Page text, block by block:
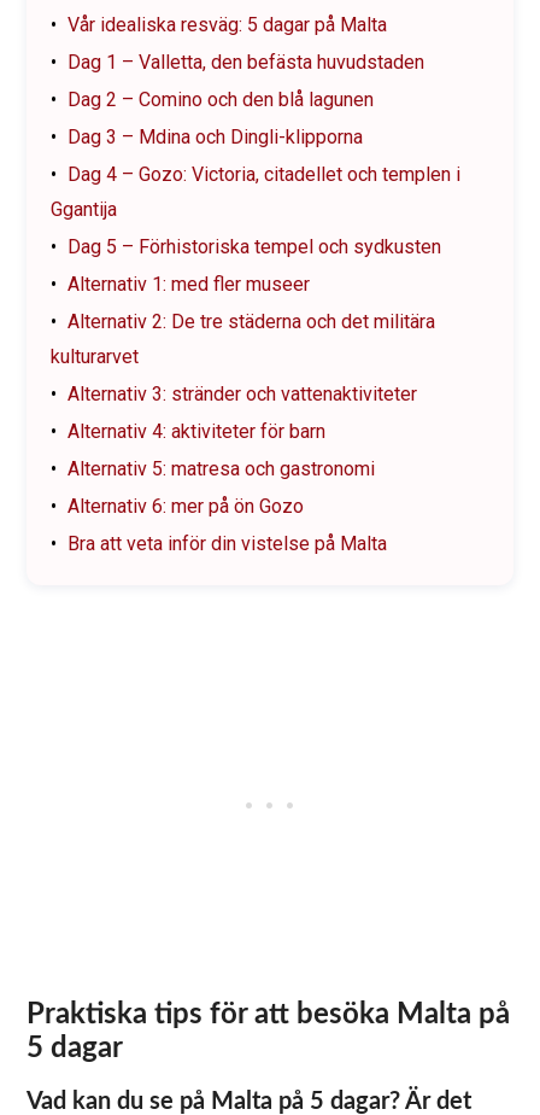
Vår idealiska resväg: 5 dagar på Malta
Dag 1 – Valletta, den befästa huvudstaden
Dag 2 – Comino och den blå lagunen
Dag 3 – Mdina och Dingli-klipporna
Dag 4 – Gozo: Victoria, citadellet och templen i
Ggantija
Dag 5 – Förhistoriska tempel och sydkusten
Alternativ 1: med fler museer
Alternativ 2: De tre städerna och det militära
kulturarvet
Alternativ 3: stränder och vattenaktiviteter
Alternativ 4: aktiviteter för barn
Alternativ 5: matresa och gastronomi
Alternativ 6: mer på ön Gozo
Bra att veta inför din vistelse på Malta
Praktiska tips för att besöka Malta på
5 dagar
Vad kan du se på Malta på 5 dagar? Är det